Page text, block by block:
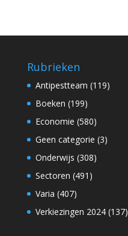
Rubrieken
Antipestteam (119)
Boeken (199)
Economie (580)
Geen categorie (3)
Onderwijs (308)
Sectoren (491)
Varia (407)
Verkiezingen 2024(137)